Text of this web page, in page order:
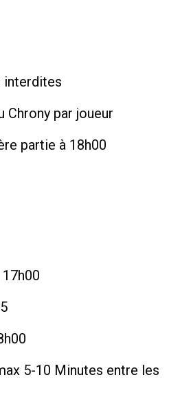
interdites
Chrony par joueur
partie à 18h00
5-10 Minutes entre les